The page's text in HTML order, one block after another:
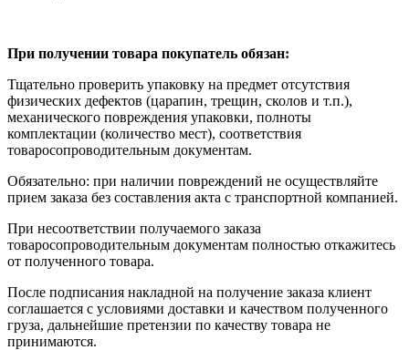
При получении товара покупатель обязан:
Тщательно проверить упаковку на предмет отсутствия
физических дефектов (царапин, трещин, сколов и т.п.),
механического повреждения упаковки, полноты
комплектации (количество мест), соответствия
товаросопроводительным документам.
Обязательно: при наличии повреждений не осуществляйте
прием заказа без составления акта с транспортной компанией.
При несоответствии получаемого заказа
товаросопроводительным документам полностью откажитесь
от полученного товара.
После подписания накладной на получение заказа клиент
соглашается с условиями доставки и качеством полученного
груза, дальнейшие претензии по качеству товара не
принимаются.